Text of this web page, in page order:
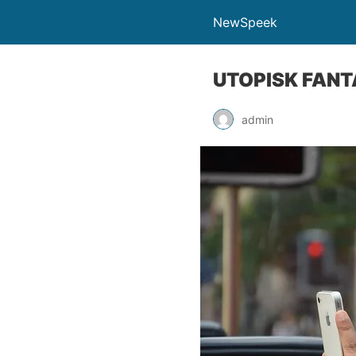
NewSpeek
UTOPISK
admin